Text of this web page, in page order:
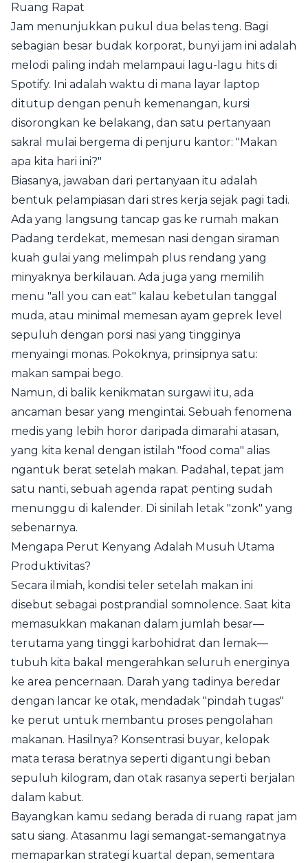
Ruang Rapat
Jam menunjukkan pukul dua belas teng. Bagi
sebagian besar budak korporat, bunyi jam ini adalah
melodi paling indah melampaui lagu-lagu hits di
Spotify. Ini adalah waktu di mana layar laptop
ditutup dengan penuh kemenangan, kursi
disorongkan ke belakang, dan satu pertanyaan
sakral mulai bergema di penjuru kantor: "Makan
apa kita hari ini?"
Biasanya, jawaban dari pertanyaan itu adalah
bentuk pelampiasan dari stres kerja sejak pagi tadi.
Ada yang langsung tancap gas ke rumah makan
Padang terdekat, memesan nasi dengan siraman
kuah gulai yang melimpah plus rendang yang
minyaknya berkilauan. Ada juga yang memilih
menu "all you can eat" kalau kebetulan tanggal
muda, atau minimal memesan ayam geprek level
sepuluh dengan porsi nasi yang tingginya
menyaingi monas. Pokoknya, prinsipnya satu:
makan sampai bego.
Namun, di balik kenikmatan surgawi itu, ada
ancaman besar yang mengintai. Sebuah fenomena
medis yang lebih horor daripada dimarahi atasan,
yang kita kenal dengan istilah "food coma" alias
ngantuk berat setelah makan. Padahal, tepat jam
satu nanti, sebuah agenda rapat penting sudah
menunggu di kalender. Di sinilah letak "zonk" yang
sebenarnya.
Mengapa Perut Kenyang Adalah Musuh Utama
Produktivitas?
Secara ilmiah, kondisi teler setelah makan ini
disebut sebagai postprandial somnolence. Saat kita
memasukkan makanan dalam jumlah besar—
terutama yang tinggi karbohidrat dan lemak—
tubuh kita bakal mengerahkan seluruh energinya
ke area pencernaan. Darah yang tadinya beredar
dengan lancar ke otak, mendadak "pindah tugas"
ke perut untuk membantu proses pengolahan
makanan. Hasilnya? Konsentrasi buyar, kelopak
mata terasa beratnya seperti digantungi beban
sepuluh kilogram, dan otak rasanya seperti berjalan
dalam kabut.
Bayangkan kamu sedang berada di ruang rapat jam
satu siang. Atasanmu lagi semangat-semangatnya
memaparkan strategi kuartal depan, sementara